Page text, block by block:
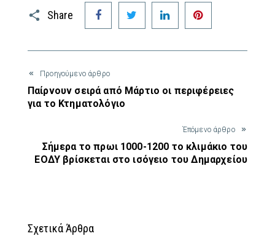
Share
Facebook Twitter LinkedIn
Προηγούμενο άρθρο
Παίρνουν σειρά από Μάρτιο οι περιφέρειες
για το Κτηματολόγιο
Έπόμενο άρθρο
Σήμερα το πρωι 1000-1200 το κλιμάκιο του
ΕΟΔΥ βρίσκεται στο ισόγειο του Δημαρχείου
Σχετικά Άρθρα